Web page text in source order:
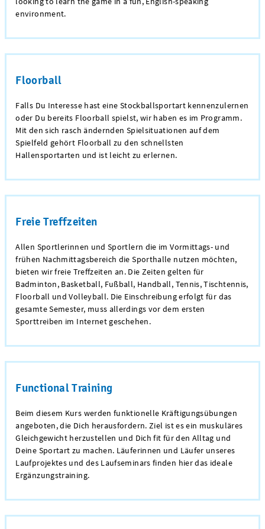
environment.
Floorball
Falls Du Interesse hast eine Stockballsportart kennenzulernen
oder Du bereits Floorball spielst, wir haben es im Programm.
Mit den sich rasch ändernden Spielsituationen auf dem
Spielfeld gehört Floorball zu den schnellsten
Hallensportarten und ist leicht zu erlernen.
Freie Treffzeiten
Allen Sportlerinnen und Sportlern die im Vormittags- und
frühen Nachmittagsbereich die Sporthalle nutzen möchten,
bieten wir freie Treffzeiten an. Die Zeiten gelten für
Badminton, Basketball, Fußball, Handball, Tennis, Tischtennis,
Floorball und Volleyball. Die Einschreibung erfolgt für das
gesamte Semester, muss allerdings vor dem ersten
Sporttreiben im Internet geschehen.
Functional Training
Beim diesem Kurs werden funktionelle Kräftigungsübungen
angeboten, die Dich herausfordern. Ziel ist es ein muskuläres
Gleichgewicht herzustellen und Dich fit für den Alltag und
Deine Sportart zu machen. Läuferinnen und Läufer unseres
Laufprojektes und des Laufseminars finden hier das ideale
Ergänzungstraining.